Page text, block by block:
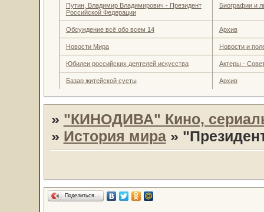
Путин, Владимир Владимирович - Президент
Российской Федерации
Биографии и
Обсуждение всё обо всем 14 Архив
Новости Мира Новости и
Юбилеи российских деятелей искусства Актеры -
Базар житейской суеты Архив
» "КИНОДИВА" Кино,
» История мира »
Поделиться…